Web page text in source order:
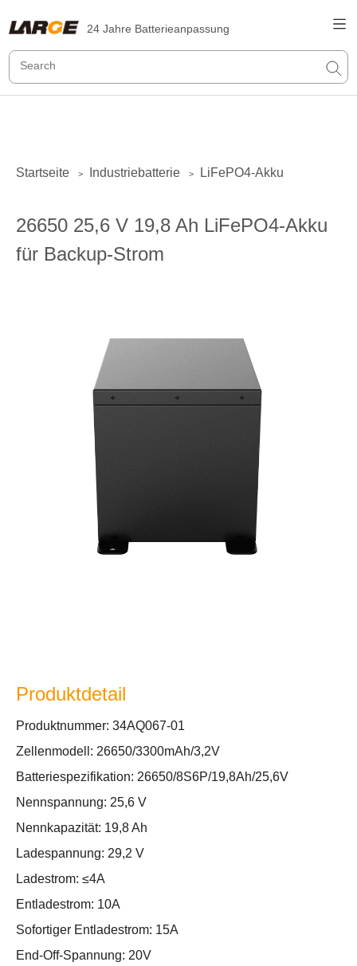
24 Jahre Batterieanpassung
Startseite > Industriebatterie > LiFePO4-Akku
26650 25,6 V 19,8 Ah LiFePO4-Akku
für Backup-Strom
Produktdetail
Produktnummer: 34AQ067-01
Zellenmodell: 26650/3300mAh/3,2V
Batteriespezifikation: 26650/8S6P/19,8Ah/25,6V
Nennspannung: 25,6 V
Nennkapazität: 19,8 Ah
Ladespannung: 29,2 V
Ladestrom: ≤4A
Entladestrom: 10A
Sofortiger Entladestrom: 15A
End-Off-Spannung: 20V